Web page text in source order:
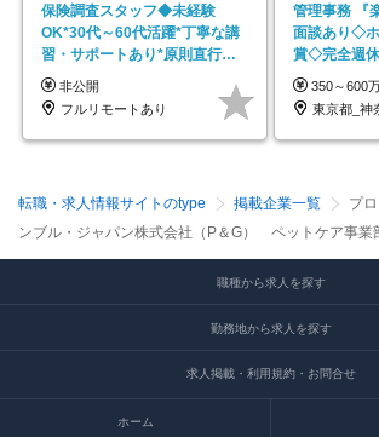
保険調査スタッフ◆未経験
OK*30代～60代活躍*丁寧な講
習・サポートあり*原則直行直
帰／全国募集・業務委託
非公開
フルリモートあり
管理事務 『
面談あり◇
賞◇完全週
/p13
350～600
東京都_神奈川
転職・求人情報サイトのtype 掲載企業一覧
プ
ンブル・ジャパン株式会社（P＆G） ペットケア事業
職種から求人を探す
勤務地から求人を探す
求人掲載・利用規約・お問合せ
ホーム